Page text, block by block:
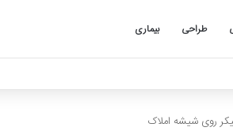
طراحی بیماری
روی شیشه املاک